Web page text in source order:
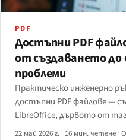
PDF
Достъпни PDF
от създаването
проблеми
Практическо инженерно
достъпни PDF файлове —
LibreOffice, дървото от
инструмента за
22 май 2026 г. · 16 мин. четене ·